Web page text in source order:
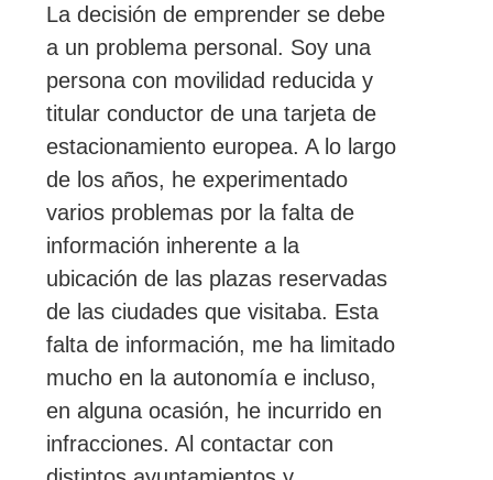
La decisión de emprender se debe
a un problema personal. Soy una
persona con movilidad reducida y
titular conductor de una tarjeta de
estacionamiento europea. A lo largo
de los años, he experimentado
varios problemas por la falta de
información inherente a la
ubicación de las plazas reservadas
de las ciudades que visitaba. Esta
falta de información, me ha limitado
mucho en la autonomía e incluso,
en alguna ocasión, he incurrido en
infracciones. Al contactar con